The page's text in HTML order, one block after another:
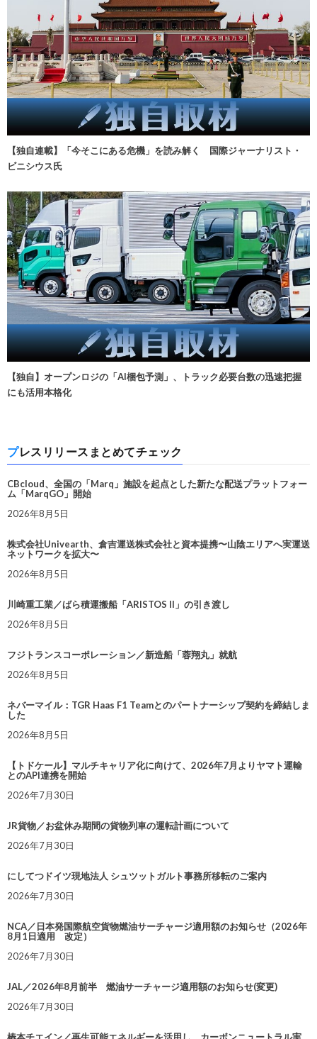
【独自連載】「今そこにある危機」を読み解く 国際ジャーナリスト・
ビニシウス氏
【独自】オープンロジの「AI梱包予測」、トラック必要台数の迅速把握
にも活用本格化
プレスリリースまとめてチェック
CBcloud、全国の「Marq」施設を起点とした新たな配送プラットフォー
ム「MarqGO」開始
2026年8月5日
株式会社Univearth、倉吉運送株式会社と資本提携〜山陰エリアへ実運送
ネットワークを拡大〜
2026年8月5日
川崎重工業／ばら積運搬船「ARISTOS II」の引き渡し
2026年8月5日
フジトランスコーポレーション／新造船「蓉翔丸」就航
2026年8月5日
ネバーマイル：TGR Haas F1 Teamとのパートナーシップ契約を締結しま
した
2026年8月5日
【トドケール】マルチキャリア化に向けて、2026年7月よりヤマト運輸
とのAPI連携を開始
2026年7月30日
JR貨物／お盆休み期間の貨物列車の運転計画について
2026年7月30日
にしてつドイツ現地法人 シュツットガルト事務所移転のご案内
2026年7月30日
NCA／日本発国際航空貨物燃油サーチャージ適用額のお知らせ（2026年
8月1日適用 改定）
2026年7月30日
JAL／2026年8月前半 燃油サーチャージ適用額のお知らせ(変更)
2026年7月30日